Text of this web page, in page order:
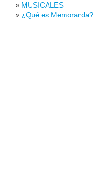
MUSICALES
¿Qué es Memoranda?